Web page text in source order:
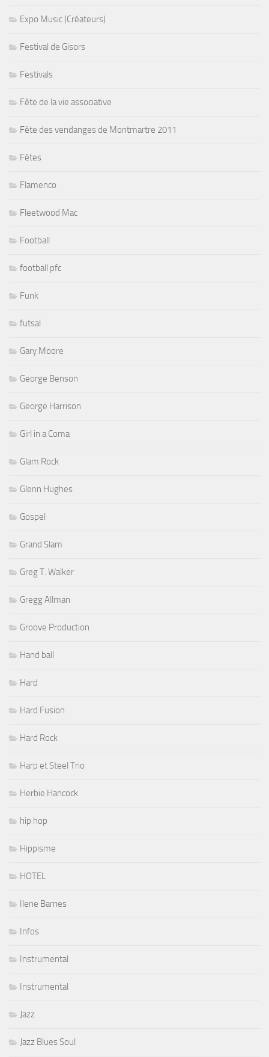
Expo Music (Créateurs)
Festival de Gisors
Festivals
Fête de la vie associative
Fête des vendanges de Montmartre 2011
Fêtes
Flamenco
Fleetwood Mac
Football
football pfc
Funk
futsal
Gary Moore
George Benson
George Harrison
Girl in a Coma
Glam Rock
Glenn Hughes
Gospel
Grand Slam
Greg T. Walker
Gregg Allman
Groove Production
Hand ball
Hard
Hard Fusion
Hard Rock
Harp et Steel Trio
Herbie Hancock
hip hop
Hippisme
HOTEL
Ilene Barnes
Infos
Instrumental
Instrumental
Jazz
Jazz Blues Soul